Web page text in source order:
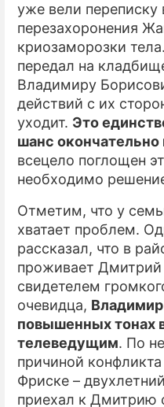
уже вели переписку
перезахоронения
криозаморозки
передал на
Владимиру
действий с их
уходит. Это
шанс
всецело поглощен
необходимо
Отметим, что у
хватает проблем.
рассказал, что в
проживает Дмитрий
свидетелем
очевидца,
повышенных тонах
телеведущим. По
причиной
Фриске –
приехал к Дмитрию